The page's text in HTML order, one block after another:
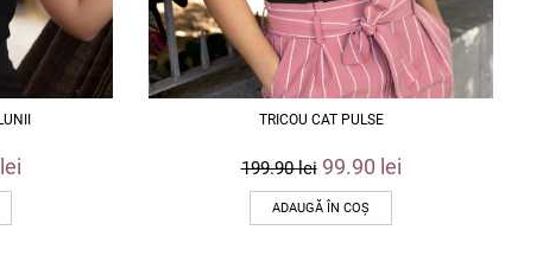
lei
TRICOU CAT PULSE
199.90lei 99.90 lei
ADAUGĂ ÎN COȘ